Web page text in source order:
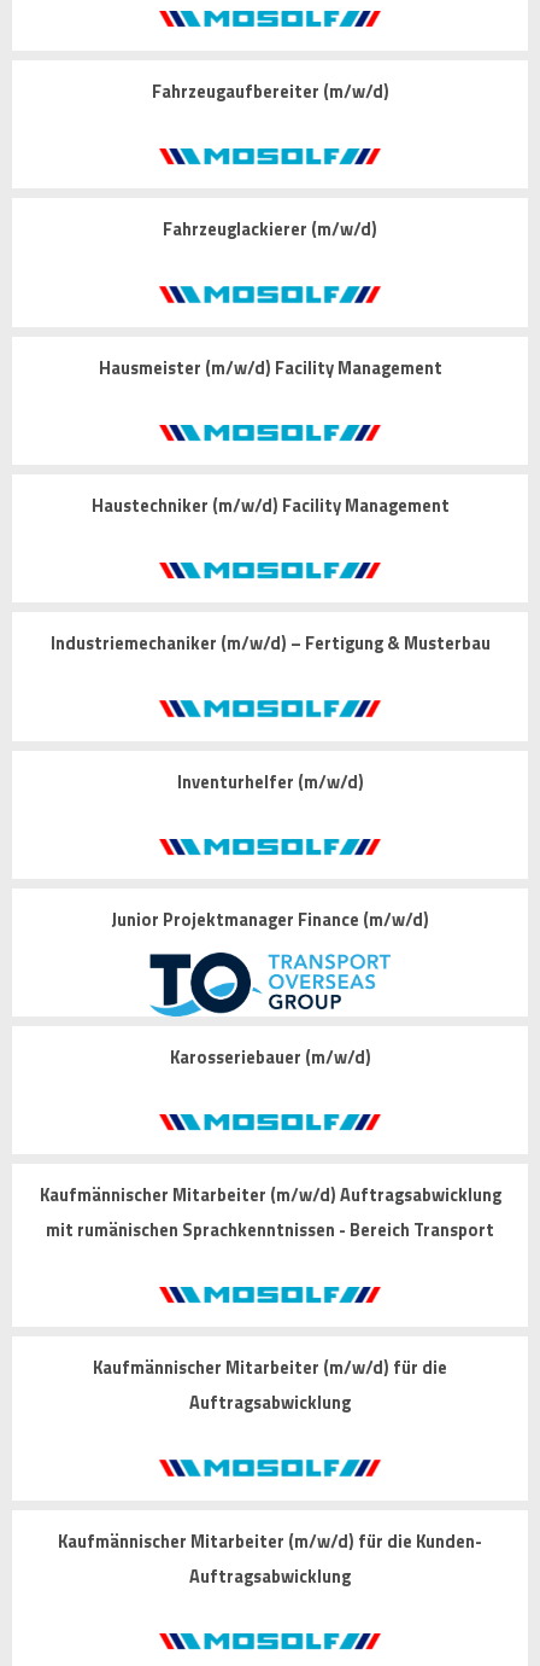
Fahrzeugaufbereiter (m/w/d)
Fahrzeuglackierer (m/w/d)
Hausmeister (m/w/d) Facility Management
Haustechniker (m/w/d) Facility Management
Industriemechaniker (m/w/d) – Fertigung & Musterbau
Inventurhelfer (m/w/d)
Junior Projektmanager Finance (m/w/d)
Karosseriebauer (m/w/d)
Kaufmännischer Mitarbeiter (m/w/d) Auftragsabwicklung
mit rumänischen Sprachkenntnissen - Bereich Transport
Kaufmännischer Mitarbeiter (m/w/d) für die
Auftragsabwicklung
Kaufmännischer Mitarbeiter (m/w/d) für die Kunden-
Auftragsabwicklung